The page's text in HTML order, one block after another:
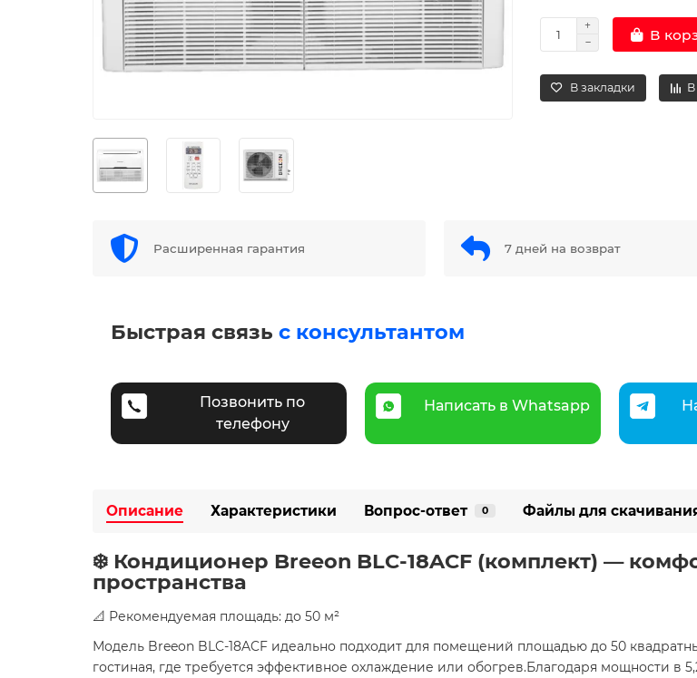
В
В закладки
Расширенная гарантия 7 дней на возврат
Быстрая связь с консультантом
Позвонить по
телефону
Написать в Whatsapp
Описание Характеристики Вопрос-ответ 0 Файлы для
❄️ Кондиционер Breeon BLC-18ACF (комплект) —
пространства
📐 Рекомендуемая площадь: до 50 м²
Модель Breeon BLC-18ACF идеально подходит для помещений площадью до 50
гостиная, где требуется эффективное охлаждение или обогрев.Благодаря мощности в